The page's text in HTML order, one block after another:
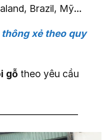
Brazil, Mỹ…
xẻ theo quy
gỗ theo yêu cầu